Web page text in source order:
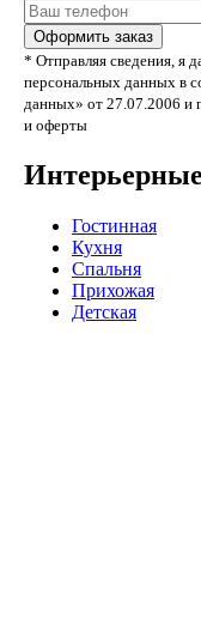
* Отправляя сведения, я
персональных данных в
данных» от 27.07.2006 и
и оферты
Гостинная
Кухня
Спальня
Прихожая
Детская